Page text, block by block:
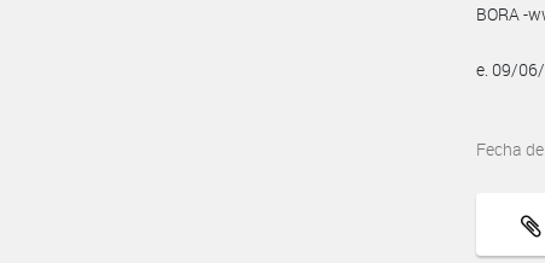
BORA -
e. 09/
Fecha